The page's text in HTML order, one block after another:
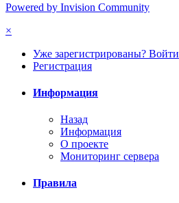
Powered by Invision Community
×
Уже зарегистрированы? Войти
Регистрация
Информация
Назад
Информация
О проекте
Мониторинг сервера
Правила